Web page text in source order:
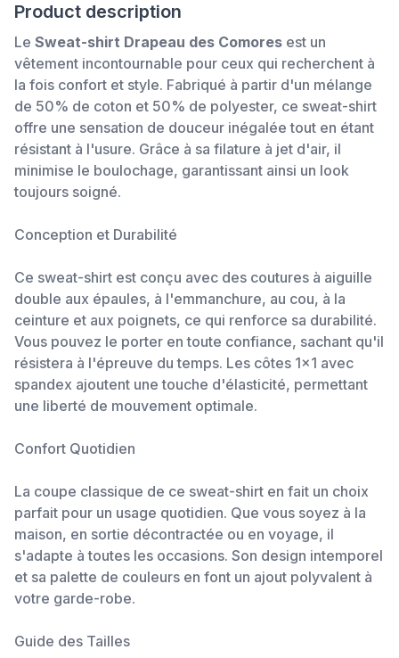
Product description
Le Sweat-shirt Drapeau des Comores est un
vêtement incontournable pour ceux qui recherchent à
la fois confort et style. Fabriqué à partir d'un mélange
de 50% de coton et 50% de polyester, ce sweat-shirt
offre une sensation de douceur inégalée tout en étant
résistant à l'usure. Grâce à sa filature à jet d'air, il
minimise le boulochage, garantissant ainsi un look
toujours soigné.
Conception et Durabilité
Ce sweat-shirt est conçu avec des coutures à aiguille
double aux épaules, à l'emmanchure, au cou, à la
ceinture et aux poignets, ce qui renforce sa durabilité.
Vous pouvez le porter en toute confiance, sachant qu'il
résistera à l'épreuve du temps. Les côtes 1x1 avec
spandex ajoutent une touche d'élasticité, permettant
une liberté de mouvement optimale.
Confort Quotidien
La coupe classique de ce sweat-shirt en fait un choix
parfait pour un usage quotidien. Que vous soyez à la
maison, en sortie décontractée ou en voyage, il
s'adapte à toutes les occasions. Son design intemporel
et sa palette de couleurs en font un ajout polyvalent à
votre garde-robe.
Guide des Tailles